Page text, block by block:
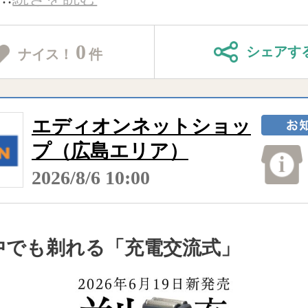
ナイス！ 0 件 シェアす
エディオンネットショッ
プ（広島エリア）
2026/8/6 10:00
も剃れる「充電交流式」